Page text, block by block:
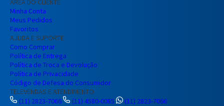
Minha Conta
Meus Pedidos
Favoritos
AJUDA E SUPORTE
Como Comprar
Política de Entrega
Política de Troca e Devolução
Política de Privacidade
Código de Defesa do Consumidor
TELEVENDAS E ATENDIMENTO
(11) 2823-7066
(11) 4580-0085
(11) 2823-7066